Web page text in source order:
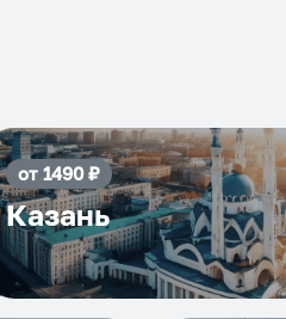
от1490₽
Казань